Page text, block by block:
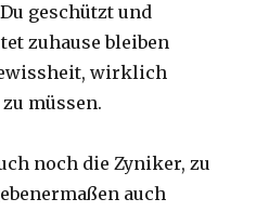
geschützt und
zuhause bleiben
wirklich
müssen.
noch die Zyniker, zu
auch